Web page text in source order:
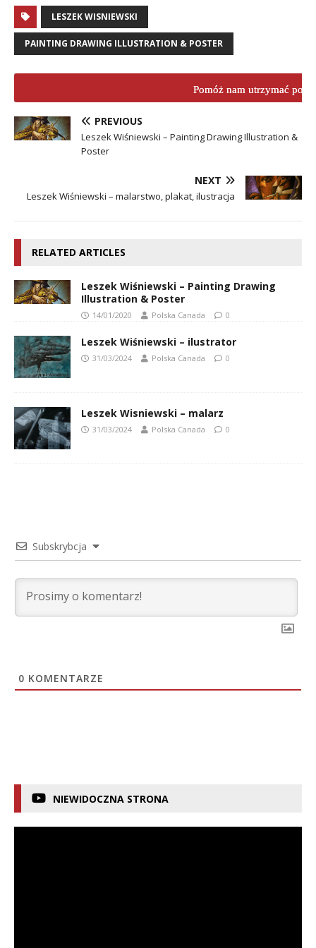
LESZEK WISNIEWSKI
PAINTING DRAWING ILLUSTRATION & POSTER
Pomóż nam utrzymać
PREVIOUS
Leszek Wiśniewski – Painting Drawing Illustration &
Poster
NEXT
Leszek Wiśniewski – malarstwo, plakat, ilustracja
RELATED ARTICLES
Leszek Wiśniewski – Painting Drawing
Illustration & Poster
14/01/2020 Polska Canada 0
Leszek Wiśniewski – ilustrator
31/03/2024 Polska Canada 0
Leszek Wisniewski – malarz
31/03/2024 Polska Canada 0
Subskrybcja
0 KOMENTARZE
NIEWIDOCZNA STRONA